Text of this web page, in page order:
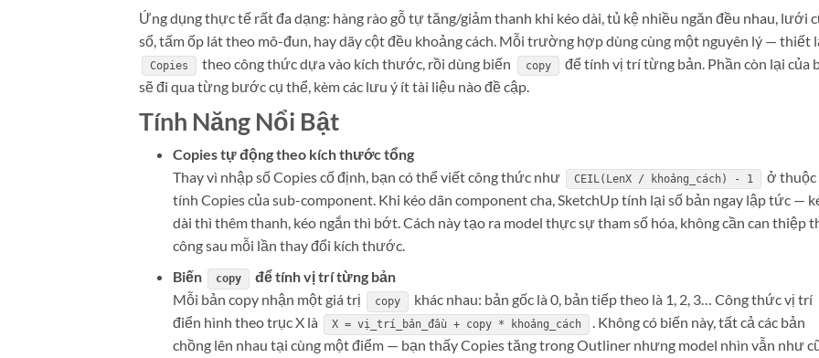
Ứng dụng thực tế rất đa dạng: hàng rào gỗ tự tăng/giảm thanh khi kéo dài, tủ kệ nhiều ngăn đều nhau, lưới
sổ, tấm ốp lát theo mô-đun, hay dãy cột đều khoảng cách. Mỗi trường hợp dùng cùng một nguyên lý — thiết
Copies theo công thức dựa vào kích thước, rồi dùng biến copy
để tính vị trí từng bản. Phần còn lại của
sẽ đi qua từng bước cụ thể, kèm các lưu ý ít tài liệu nào đề cập.
Tính Năng Nổi Bật
Copies tự động theo kích thước tổng
Thay vì nhập số Copies cố định, bạn có thể viết công thức như
CEIL(LenX / khoảng_cách) - 1
ở thuộc
tính Copies của sub-component. Khi kéo dãn component cha, SketchUp tính lại số bản ngay lập tức —
dài thì thêm thanh, kéo ngắn thì bớt. Cách này tạo ra model thực sự tham số hóa, không cần can thiệp
công sau mỗi lần thay đổi kích thước.
Biến
copy
để tính vị trí từng bản
Mỗi bản copy nhận một giá trị
copy
khác nhau: bản gốc là 0, bản tiếp theo là 1, 2, 3… Công thức vị trí
điển hình theo trục X là
X = vị_trí_bản_đầu + copy * khoảng_cách
. Không có biến này, tất cả các bản
chồng lên nhau tại cùng một điểm — bạn thấy Copies tăng trong Outliner nhưng model nhìn vẫn như